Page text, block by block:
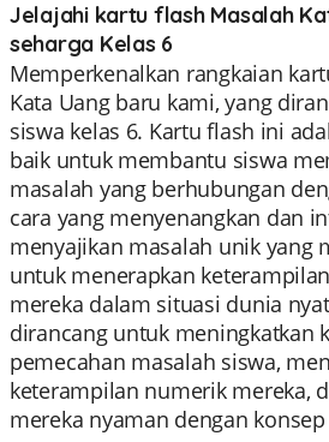
Jelajahi kartu flash Masalah
seharga Kelas 6
Memperkenalkan rangkaian
Kata Uang baru kami, yang
siswa kelas 6. Kartu flash ini
baik untuk membantu siswa
masalah yang berhubungan
cara yang menyenangkan dan
menyajikan masalah unik yang
untuk menerapkan
mereka dalam situasi dunia
dirancang untuk meningkatkan
pemecahan masalah siswa,
keterampilan numerik mereka,
mereka nyaman dengan